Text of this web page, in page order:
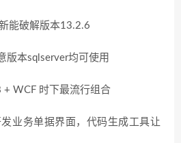
能破解版本13.2.6
版本sqlserver均可使用
WCF 时下最流行组合
业务单据界面，代码生成工具让